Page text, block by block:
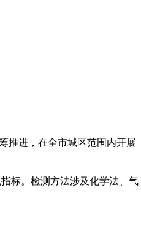
推进，在全市城区范围内开展
标。检测方法涉及化学法、气